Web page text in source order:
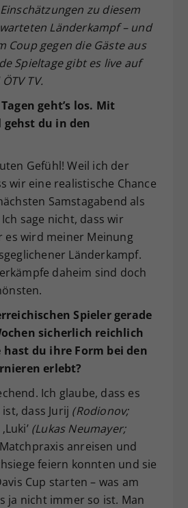
zu diesem
Länderkampf – und
Coup gegen die Gäste aus
Spieltage gibt es live auf
TV.
geht’s los. Mit
du in den
Gefühl! Weil ich der
wir eine realistische Chance
Samstagabend als
sage nicht, dass wir
es wird meiner Meinung
Länderkampf.
daheim sind doch
Spieler gerade
sicherlich reichlich
hast du ihre Form bei den
erlebt?
Ich glaube, dass es
dass Jurij (Rodionov;
(Lukas Neumayer;
anreisen und
feiern konnten und sie
Cup starten – was am
ja nicht immer so ist. Man